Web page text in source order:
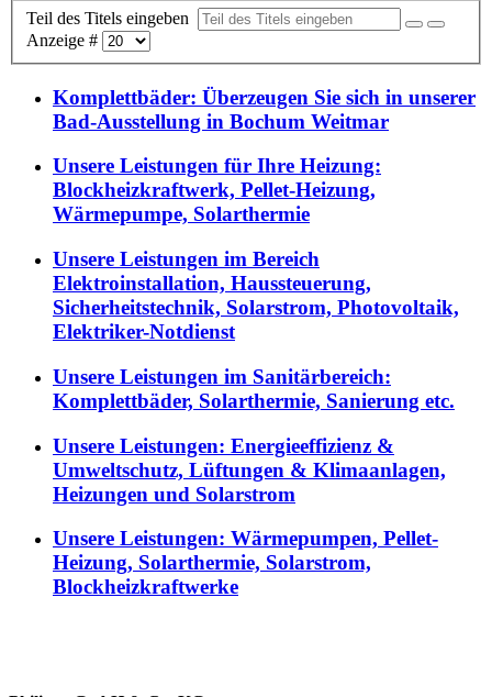
Teil des Titels eingeben
Anzeige #
Komplettbäder: Überzeugen Sie sich in unserer
Bad-Ausstellung in Bochum Weitmar
Unsere Leistungen für Ihre Heizung:
Blockheizkraftwerk, Pellet-Heizung,
Wärmepumpe, Solarthermie
Unsere Leistungen im Bereich
Elektroinstallation, Haussteuerung,
Sicherheitstechnik, Solarstrom, Photovoltaik,
Elektriker-Notdienst
Unsere Leistungen im Sanitärbereich:
Komplettbäder, Solarthermie, Sanierung etc.
Unsere Leistungen: Energieeffizienz &
Umweltschutz, Lüftungen & Klimaanlagen,
Heizungen und Solarstrom
Unsere Leistungen: Wärmepumpen, Pellet-
Heizung, Solarthermie, Solarstrom,
Blockheizkraftwerke